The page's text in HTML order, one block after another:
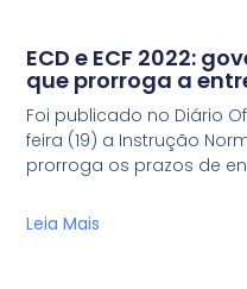
ECD e ECF 2022:
que prorroga a
Foi publicado no Diário
feira (19) a Instrução
prorroga os prazos de
Leia Mais